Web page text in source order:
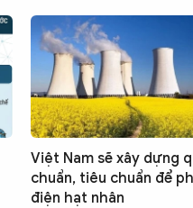
Việt Nam sẽ xây dựng
chuẩn, tiêu chuẩn để
điện hạt nhân